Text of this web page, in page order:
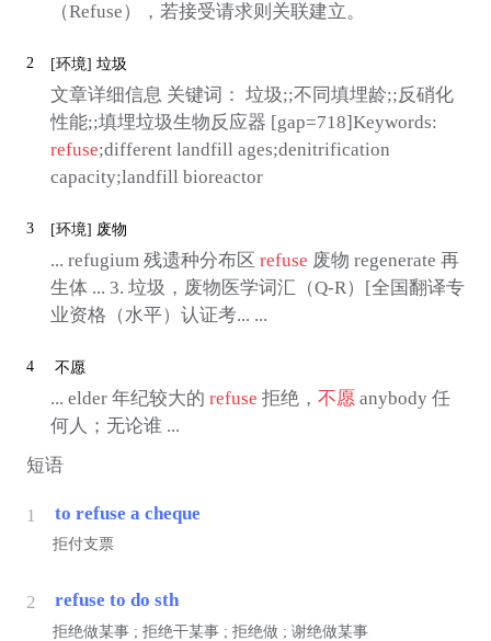
（Refuse），若接受请求则关联建立。
2 [环境] 垃圾
文章详细信息 关键词： 垃圾;;不同填埋龄;;反硝化
性能;;填埋垃圾生物反应器 [gap=718]Keywords:
refuse;different landfill ages;denitrification
capacity;landfill bioreactor
3 [环境] 废物
... refugium 残遗种分布区 refuse 废物 regenerate 再
生体 ... 3. 垃圾，废物医学词汇（Q-R）[全国翻译专
业资格（水平）认证考... ...
4 不愿
... elder 年纪较大的 refuse 拒绝， 不愿 anybody 任
何人；无论谁 ...
短语
1 to refuse a cheque
拒付支票
2 refuse to do sth
拒绝做某事 ; 拒绝干某事 ; 拒绝做 ; 谢绝做某事